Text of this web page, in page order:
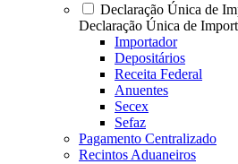
Declaração Única de
Declaração Única de
Importador
Depositários
Receita Federal
Anuentes
Secex
Sefaz
Pagamento Centralizado
Recintos Aduaneiros